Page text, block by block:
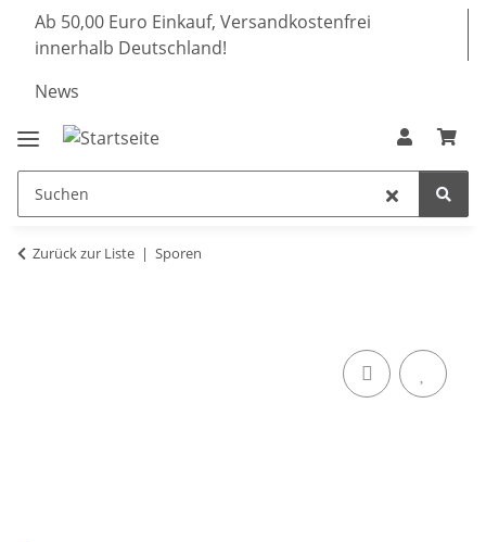
Ab 50,00 Euro Einkauf, Versandkostenfrei
innerhalb Deutschland!
News
Zurück zur Liste Sporen